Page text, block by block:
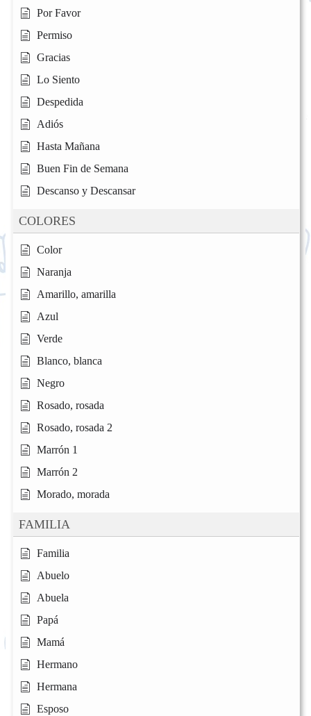
Por Favor
Permiso
Gracias
Lo Siento
Despedida
Adiós
Hasta Mañana
Buen Fin de Semana
Descanso y Descansar
COLORES
Color
Naranja
Amarillo, amarilla
Azul
Verde
Blanco, blanca
Negro
Rosado, rosada
Rosado, rosada 2
Marrón 1
Marrón 2
Morado, morada
FAMILIA
Familia
Abuelo
Abuela
Papá
Mamá
Hermano
Hermana
Esposo